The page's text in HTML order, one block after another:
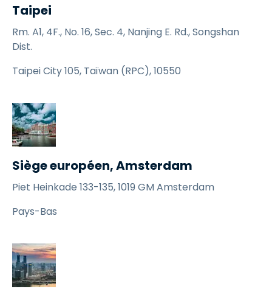
Taipei
Rm. A1, 4F., No. 16, Sec. 4, Nanjing E. Rd., Songshan
Dist.
Taipei City 105, Taïwan (RPC), 10550
Siège européen, Amsterdam
Piet Heinkade 133-135, 1019 GM Amsterdam
Pays-Bas